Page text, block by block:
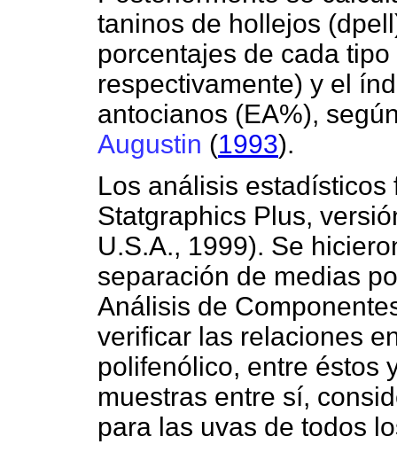
taninos de hollejos
porcentajes de cada
respectivamente) y el
antocianos (EA%),
Augustin (1993).
Los análisis
Statgraphics Plus,
U.S.A., 1999). Se
separación de medias
Análisis de
verificar las relaciones
polifenólico, entre éstos
muestras entre sí,
para las uvas de todos